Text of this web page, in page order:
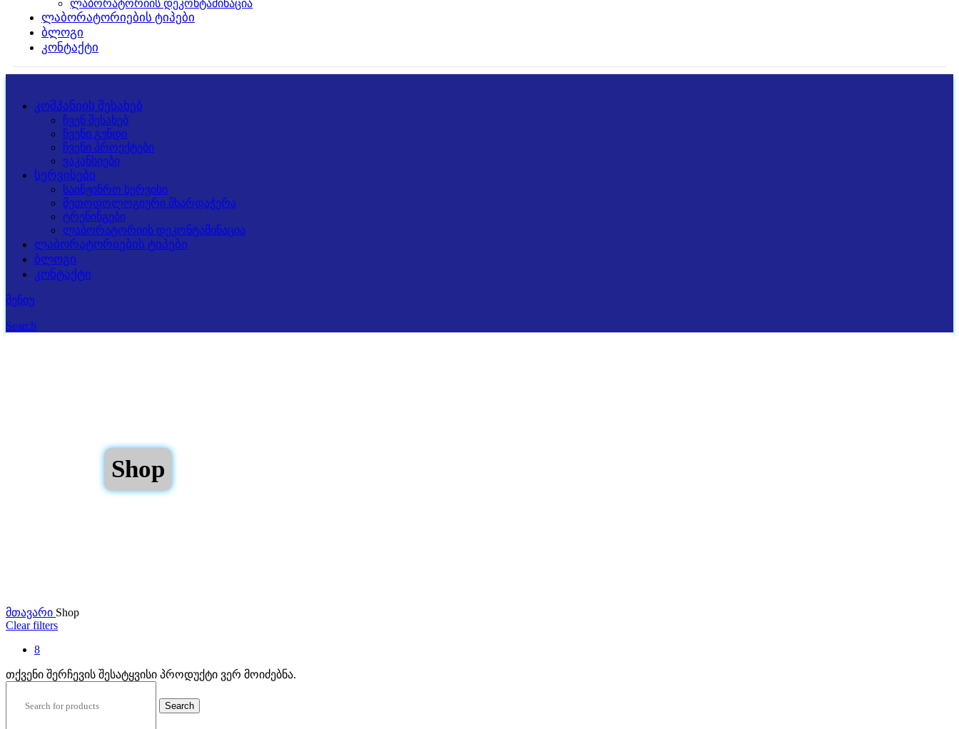
ლაბორატორიის დეკონტამინაცია
ლაბორატორიების ტიპები
ბლოგი
კონტაქტი
კომპანიის შესახებ
ჩვენ შესახებ
ჩვენი გუნდი
ჩვენი პროექტები
ვაკანსიები
სერვისები
საინჟინრო სერვისი
მეთოდოლოგიური მხარდაჭერა
ტრენინგები
ლაბორატორიის დეკონტამინაცია
ლაბორატორიების ტიპები
ბლოგი
კონტაქტი
მენიუ
Search
Shop
მთავარი Shop
Clear filters
8
თქვენი შერჩევის შესატყვისი პროდუქტი ვერ მოიძებნა.
Search